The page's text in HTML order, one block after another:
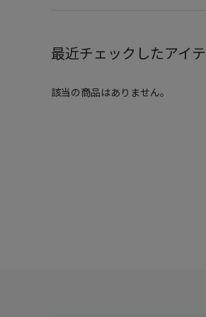
最近チェックしたアイ
該当の商品はありません。